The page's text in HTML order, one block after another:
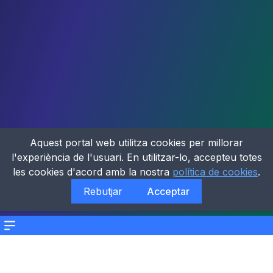
Menu
Aquest portal web utilitza cookies per millorar
l'experiència de l'usuari. En utilitzar-lo, accepteu totes
les cookies d'acord amb la nostra política de cookies.
Rebutjar
Acceptar